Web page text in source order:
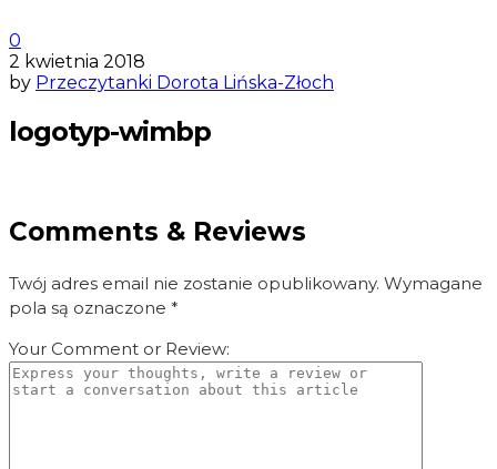
0
2 kwietnia 2018
by Przeczytanki Dorota Lińska-Złoch
logotyp-wimbp
Comments & Reviews
Twój adres email nie zostanie opublikowany. Wymagane
pola są oznaczone *
Your Comment or Review: